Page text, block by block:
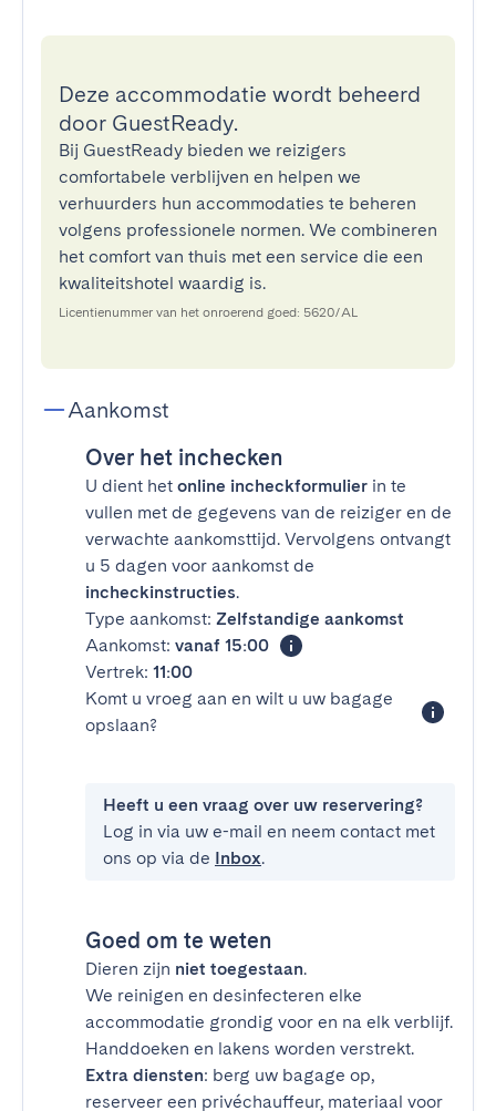
Deze accommodatie wordt beheerd
door GuestReady.
Bij GuestReady bieden we reizigers
comfortabele verblijven en helpen we
verhuurders hun accommodaties te beheren
volgens professionele normen. We combineren
het comfort van thuis met een service die een
kwaliteitshotel waardig is.
Licentienummer van het onroerend goed: 5620/AL
Aankomst
Over het inchecken
U dient het online incheckformulier in te
vullen met de gegevens van de reiziger en de
verwachte aankomsttijd. Vervolgens ontvangt
u 5 dagen voor aankomst de
incheckinstructies.
Type aankomst: Zelfstandige aankomst
Aankomst: vanaf 15:00
Vertrek: 11:00
Komt u vroeg aan en wilt u uw bagage
opslaan?
Heeft u een vraag over uw reservering?
Log in via uw e-mail en neem contact met
ons op via de Inbox.
Goed om te weten
Dieren zijn niet toegestaan.
We reinigen en desinfecteren elke
accommodatie grondig voor en na elk verblijf.
Handdoeken en lakens worden verstrekt.
Extra diensten: berg uw bagage op,
reserveer een privéchauffeur, materiaal voor